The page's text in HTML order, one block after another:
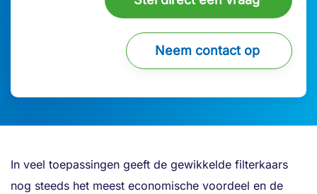
Neem contact op
In veel toepassingen geeft de gewikkelde filterkaars
nog steeds het meest economische voordeel en de